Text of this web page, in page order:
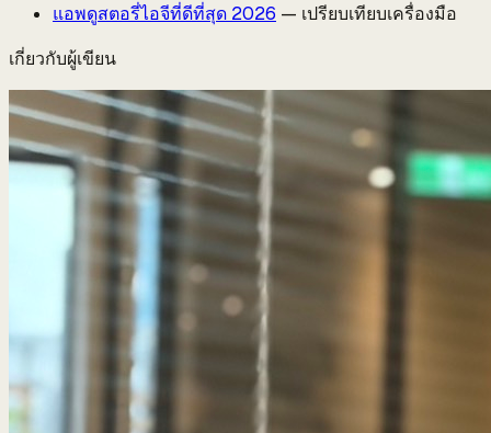
แอพดูสตอรี่ไอจีที่ดีที่สุด 2026 — เปรียบเทียบเครื่องมือ
เกี่ยวกับผู้เขียน